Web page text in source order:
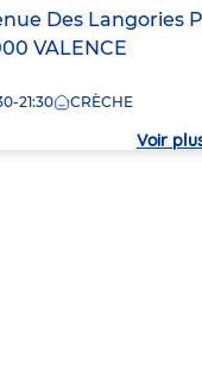
Des Langories
VALENCE
21:30 CRÈCHE
Voir